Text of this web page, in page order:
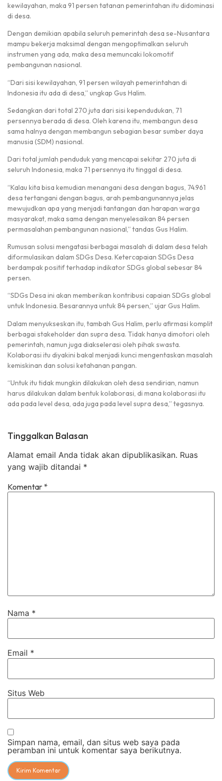
kewilayahan, maka 91 persen tatanan pemerintahan itu didominasi
di desa.
Dengan demikian apabila seluruh pemerintah desa se-Nusantara
mampu bekerja maksimal dengan mengoptimalkan seluruh
instrumen yang ada, maka desa memuncaki lokomotif
pembangunan nasional.
“Dari sisi kewilayahan, 91 persen wilayah pemerintahan di
Indonesia itu ada di desa,” ungkap Gus Halim.
Sedangkan dari total 270 juta dari sisi kependudukan, 71
persennya berada di desa. Oleh karena itu, membangun desa
sama halnya dengan membangun sebagian besar sumber daya
manusia (SDM) nasional.
Dari total jumlah penduduk yang mencapai sekitar 270 juta di
seluruh Indonesia, maka 71 persennya itu tinggal di desa.
“Kalau kita bisa kemudian menangani desa dengan bagus, 74.961
desa tertangani dengan bagus, arah pembangunannya jelas
mewujudkan apa yang menjadi tantangan dan harapan warga
masyarakat, maka sama dengan menyelesaikan 84 persen
permasalahan pembangunan nasional,” tandas Gus Halim.
Rumusan solusi mengatasi berbagai masalah di dalam desa telah
diformulasikan dalam SDGs Desa. Ketercapaian SDGs Desa
berdampak positif terhadap indikator SDGs global sebesar 84
persen.
“SDGs Desa ini akan memberikan kontribusi capaian SDGs global
untuk Indonesia. Besarannya untuk 84 persen,” ujar Gus Halim.
Dalam menyukseskan itu, tambah Gus Halim, perlu afirmasi komplit
berbagai stakeholder dan supra desa. Tidak hanya dimotori oleh
pemerintah, namun juga diakselerasi oleh pihak swasta.
Kolaborasi itu diyakini bakal menjadi kunci mengentaskan masalah
kemiskinan dan solusi ketahanan pangan.
“Untuk itu tidak mungkin dilakukan oleh desa sendirian, namun
harus dilakukan dalam bentuk kolaborasi, di mana kolaborasi itu
ada pada level desa, ada juga pada level supra desa,” tegasnya.
Tinggalkan Balasan
Alamat email Anda tidak akan dipublikasikan. Ruas
yang wajib ditandai *
Komentar *
Nama *
Email *
Situs Web
Simpan nama, email, dan situs web saya pada
peramban ini untuk komentar saya berikutnya.